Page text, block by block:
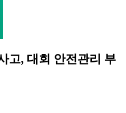
고, 대회 안전관리 부